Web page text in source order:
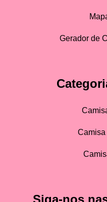
Gerador de
Siga-nos